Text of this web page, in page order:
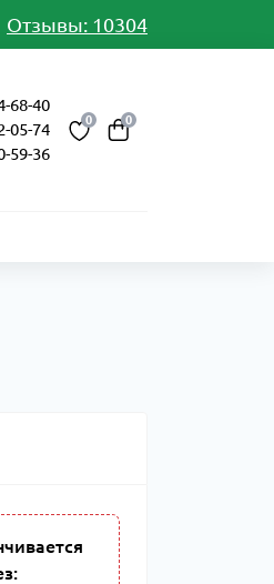
Отзывы: 10304
68-40
05-74
59-36
0 0